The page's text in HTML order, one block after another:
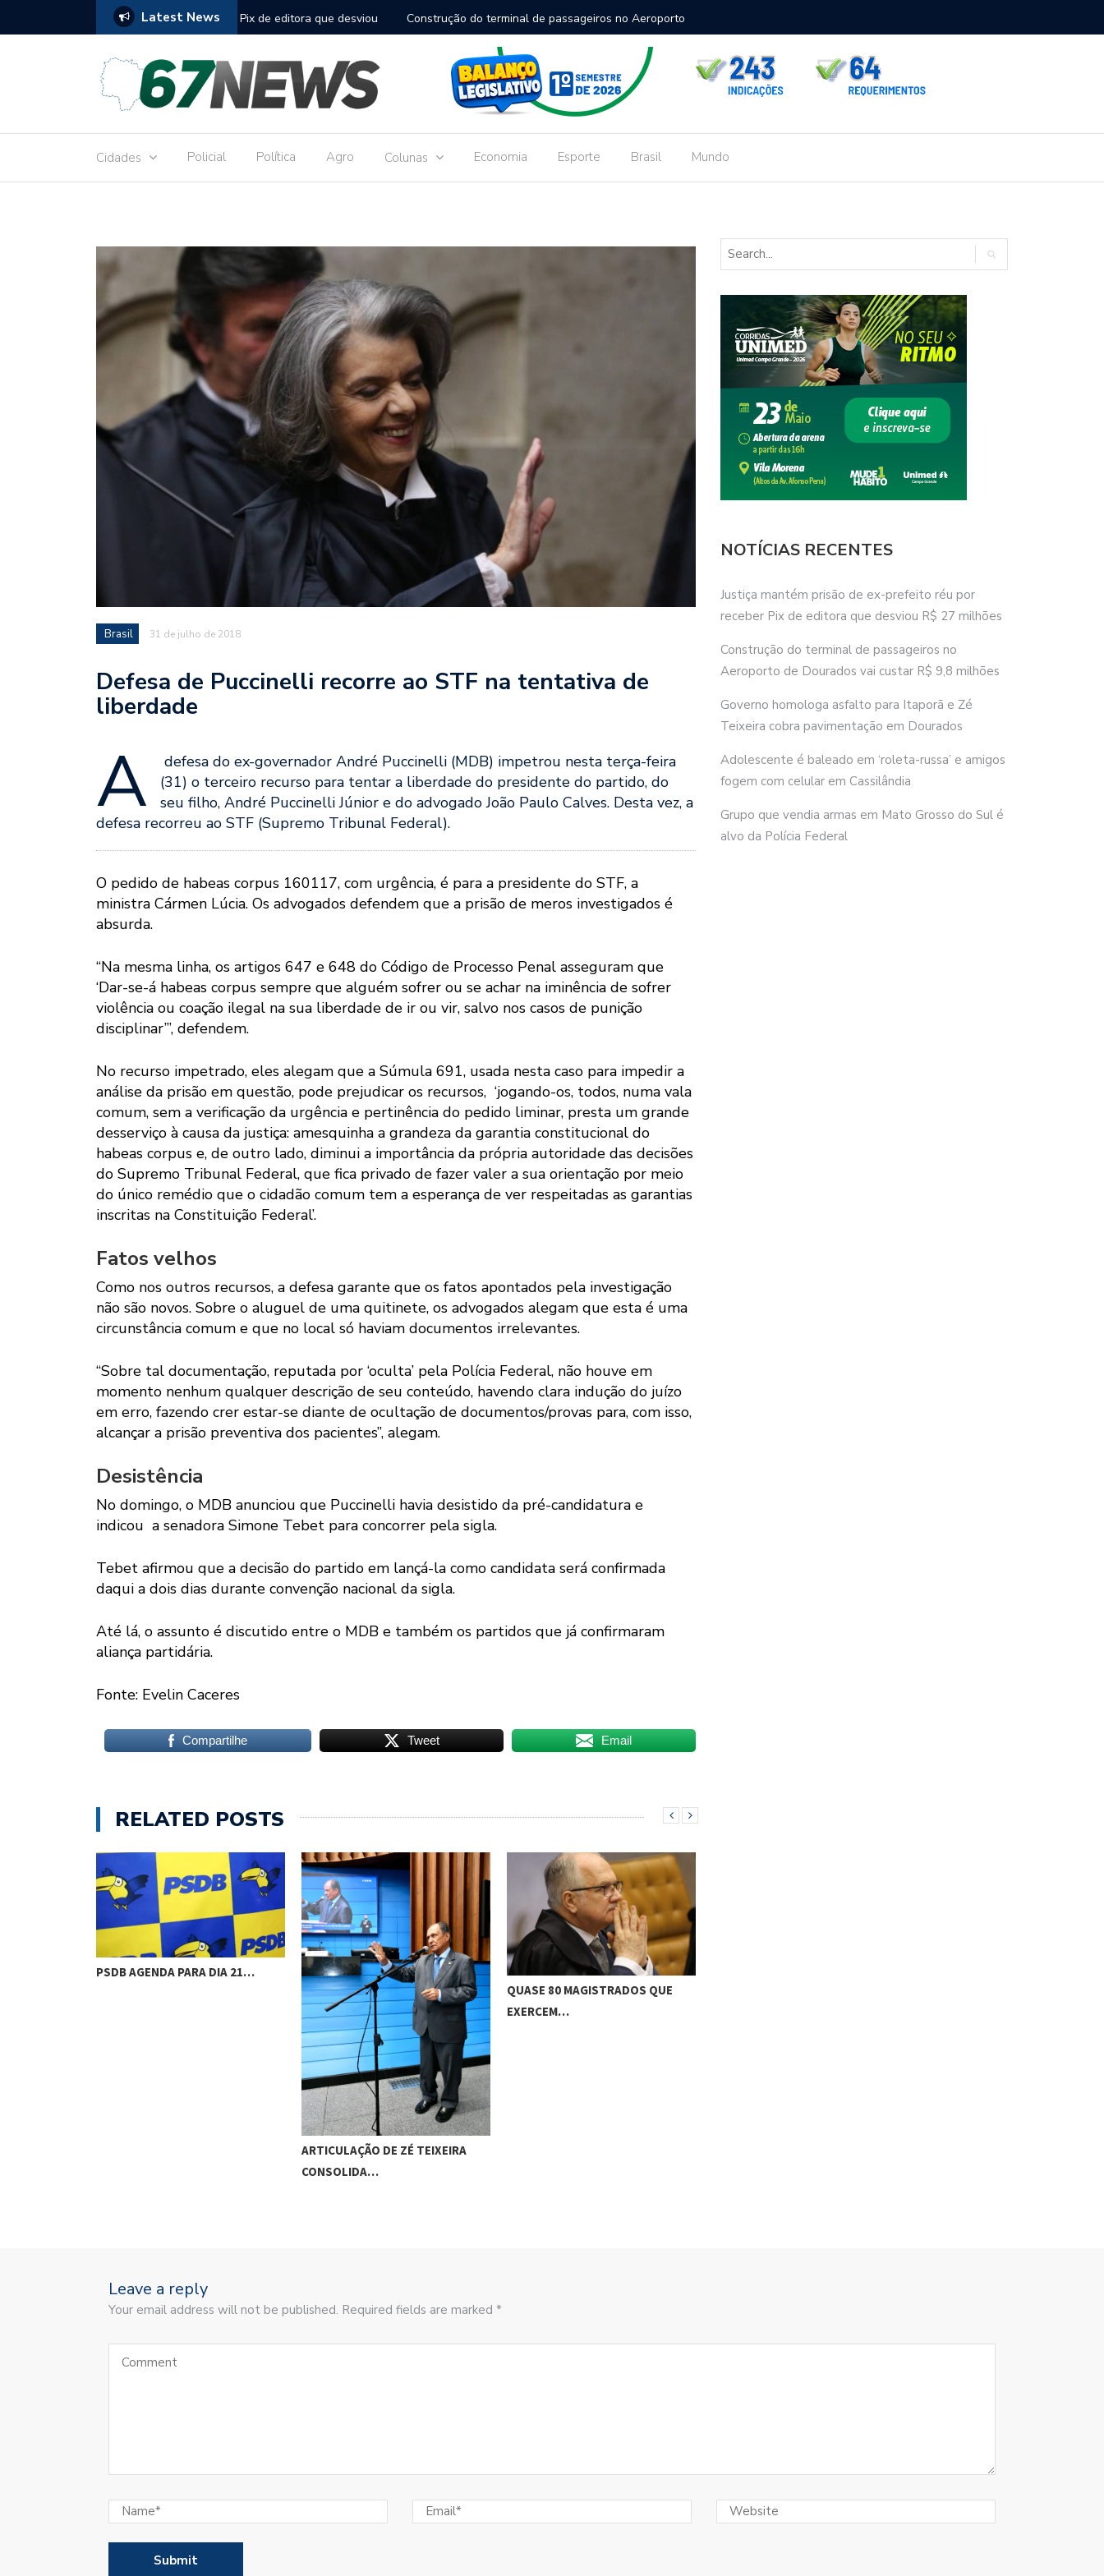
Latest News
réu por receber Pix de editora que desviou
Construção do terminal de passageiros no Aeroporto de Dourados vai custar R$
9,8 milhões
Dourados
Cidades Policial Política Agro Colunas Economia Esporte Brasil Mundo
Brasil 31 de julho de 2018
Defesa de Puccinelli recorre ao STF na tentativa de
liberdade
A
defesa do ex-governador André Puccinelli (MDB) impetrou nesta terça-feira
(31) o terceiro recurso para tentar a liberdade do presidente do partido, do
seu filho, André Puccinelli Júnior e do advogado João Paulo Calves. Desta vez, a
defesa recorreu ao STF (Supremo Tribunal Federal).
O pedido de habeas corpus 160117, com urgência, é para a presidente do STF, a
ministra Cármen Lúcia. Os advogados defendem que a prisão de meros investigados é
absurda.
“Na mesma linha, os artigos 647 e 648 do Código de Processo Penal asseguram que
‘Dar-se-á habeas corpus sempre que alguém sofrer ou se achar na iminência de sofrer
violência ou coação ilegal na sua liberdade de ir ou vir, salvo nos casos de punição
disciplinar’”, defendem.
No recurso impetrado, eles alegam que a Súmula 691, usada nesta caso para impedir a
análise da prisão em questão, pode prejudicar os recursos, ‘jogando-os, todos, numa vala
comum, sem a verificação da urgência e pertinência do pedido liminar, presta um grande
desserviço à causa da justiça: amesquinha a grandeza da garantia constitucional do
habeas corpus e, de outro lado, diminui a importância da própria autoridade das decisões
do Supremo Tribunal Federal, que fica privado de fazer valer a sua orientação por meio
do único remédio que o cidadão comum tem a esperança de ver respeitadas as garantias
inscritas na Constituição Federal’.
Fatos velhos
Como nos outros recursos, a defesa garante que os fatos apontados pela investigação
não são novos. Sobre o aluguel de uma quitinete, os advogados alegam que esta é uma
circunstância comum e que no local só haviam documentos irrelevantes.
“Sobre tal documentação, reputada por ‘oculta’ pela Polícia Federal, não houve em
momento nenhum qualquer descrição de seu conteúdo, havendo clara indução do juízo
em erro, fazendo crer estar-se diante de ocultação de documentos/provas para, com isso,
alcançar a prisão preventiva dos pacientes”, alegam.
Desistência
No domingo, o MDB anunciou que Puccinelli havia desistido da pré-candidatura e
indicou a senadora Simone Tebet para concorrer pela sigla.
Tebet afirmou que a decisão do partido em lançá-la como candidata será confirmada
daqui a dois dias durante convenção nacional da sigla.
Até lá, o assunto é discutido entre o MDB e também os partidos que já confirmaram
aliança partidária.
Fonte: Evelin Caceres
Compartilhe Tweet Email
RELATED POSTS
PSDB AGENDA PARA DIA 21…
ARTICULAÇÃO DE ZÉ TEIXEIRA
CONSOLIDA…
QUASE 80 MAGISTRADOS QUE
EXERCEM…
NOTÍCIAS RECENTES
Justiça mantém prisão de ex-prefeito réu por
receber Pix de editora que desviou R$ 27 milhões
Construção do terminal de passageiros no
Aeroporto de Dourados vai custar R$ 9,8 milhões
Governo homologa asfalto para Itaporã e Zé
Teixeira cobra pavimentação em Dourados
Adolescente é baleado em ‘roleta-russa’ e amigos
fogem com celular em Cassilândia
Grupo que vendia armas em Mato Grosso do Sul é
alvo da Polícia Federal
Leave a reply
Your email address will not be published. Required fields are marked *